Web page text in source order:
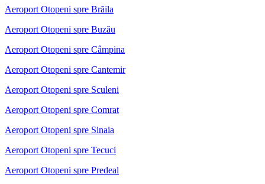
Aeroport Otopeni spre Brăila
Aeroport Otopeni spre Buzău
Aeroport Otopeni spre Câmpina
Aeroport Otopeni spre Cantemir
Aeroport Otopeni spre Sculeni
Aeroport Otopeni spre Comrat
Aeroport Otopeni spre Sinaia
Aeroport Otopeni spre Tecuci
Aeroport Otopeni spre Predeal